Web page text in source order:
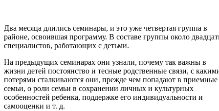
Два месяца длились семинары, и это уже четвертая группа в
районе, освоившая программу. В составе группы около
специалистов, работающих с детьми.
На предыдущих семинарах они узнали, почему так важны в
жизни детей постоянство и тесные родственные связи, с
потерями сталкиваются они, прежде чем попадают в приемные
семьи, о роли семьи в сохранении личных и культурных
особенностей ребенка, поддержке его индивидуальности и
самооценки и т. д.